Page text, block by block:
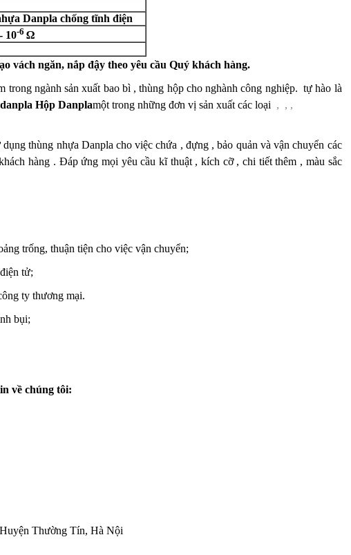
Danpla chống tĩnh điện
10-6Ω
vách ngăn, nắp đậy theo yêu cầu Quý khách hàng.
trong ngành sản xuất bao bì , thùng hộp cho nghành công nghiệp. tự hào là
một trong những đơn vị sản xuất các loại , ,
Hộp Danpla
,
thùng nhựa Danpla cho việc chứa , đựng , bảo quản và vận chuyển các
hàng . Đáp ứng mọi yêu cầu kĩ thuật , kích cỡ , chi tiết thêm , màu sắc
trống, thuận tiện cho việc vận chuyển;
tử;
ty thương mại.
bụi;
về chúng tôi:
Thường Tín, Hà Nội